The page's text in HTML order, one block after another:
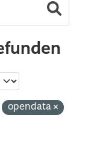
opendata